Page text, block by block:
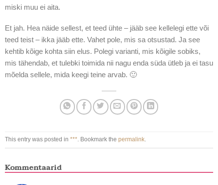
miski muu ei aita.
Et jah. Hea näide sellest, et teed ühte – jääb see kellelegi ette või
teed teist – ikka jääb ette. Vahet pole, mis sa otsustad. Ja see
kehtib kõige kohta siin elus. Polegi varianti, mis kõigile sobiks,
mis tähendab, et tulebki toimida nii nagu enda süda ütleb ja ei tasu
mõelda sellele, mida keegi teine arvab. 🙂
This entry was posted in ***. Bookmark the permalink.
Kommentaarid